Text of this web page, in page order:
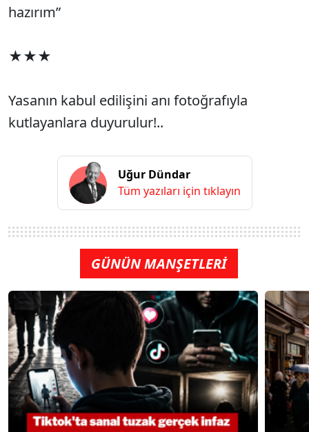
hazırım”
★★★
Yasanın kabul edilişini anı fotoğrafıyla
kutlayanlara duyurulur!..
Uğur Dündar
Tüm yazıları için tıklayın
GÜNÜN MANŞETLERİ